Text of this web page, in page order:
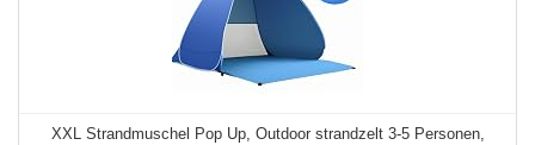
XXL Strandmuschel Pop Up, Outdoor strandzelt 3-5 Personen,